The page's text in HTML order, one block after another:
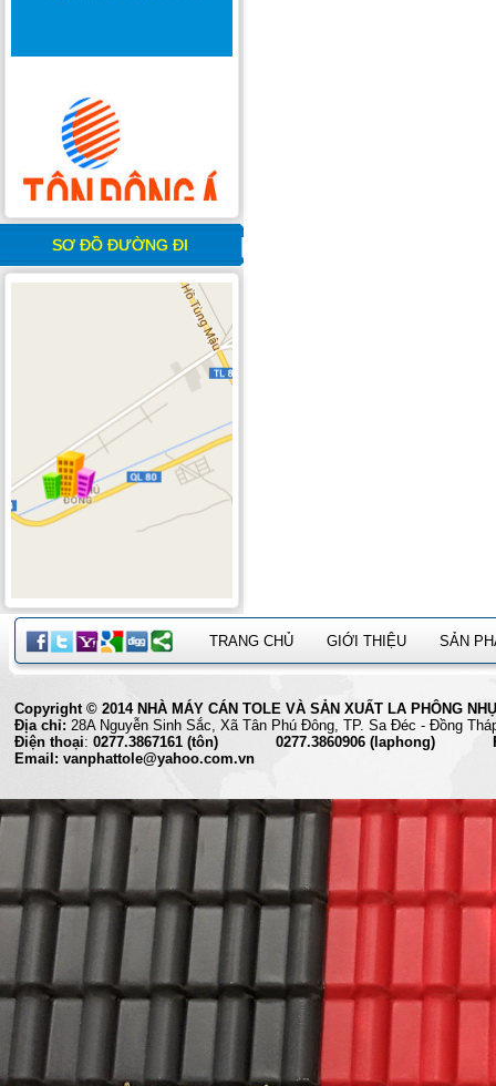
SƠ ĐỒ ĐƯỜNG ĐI
TRANG CHỦ GIỚI THIỆU SẢN
Copyright © 2014 NHÀ MÁY CÁN TOLE VÀ SẢN XUẤT LA PHÔNG
Địa chỉ: 28A Nguyễn Sinh Sắc, Xã Tân Phú Đông, TP. Sa
Điện thoại: 0277.3867161 (tôn) 0277.3860906 (laphong)
Email: vanphattole@yahoo.com.vn